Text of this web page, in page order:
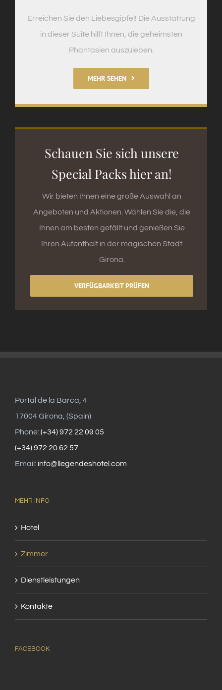
Erreichen Sie den Liebesgipfel! Die Ausstattung
in dieser Suite hilft Ihnen, die geheimsten
Phantasien auszuleben.
MEHR SEHEN
Schauen Sie sich unsere
Special Packs hier an!
Wir bieten Ihnen eine große Auswahl an
Angeboten und Aktionen. Wählen Sie die, die
Ihnen am besten gefällt und genießen Sie
Ihren Aufenthalt in der magischen Stadt
Girona.
VERFÜGBARKEIT PRÜFEN
Portal de la Barca, 4
17004 Girona, (Spain)
Phone:(+34) 972 22 09 05
(+34) 972 20 62 57
Email: info@llegendeshotel.com
MEHR INFO
Hotel
Zimmer
Dienstleistungen
Kontakte
FACEBOOK